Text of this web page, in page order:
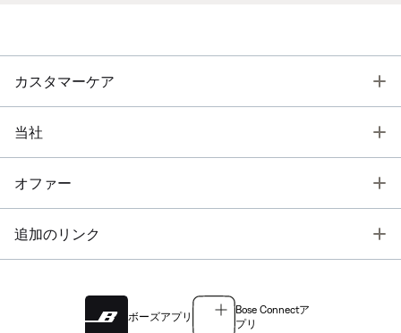
カスタマーケア
当社
オファー
追加のリンク
ボーズアプリ
Bose Connectア
プリ